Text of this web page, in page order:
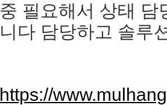
중 필요해서 상태 담
니다 담당하고 솔루
https://